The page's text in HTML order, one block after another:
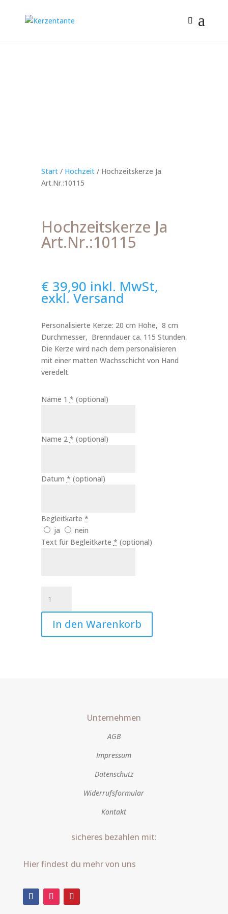
Start/ Hochzeit/ Hochzeitskerze Ja
Art.Nr.:10115
Hochzeitskerze Ja
Art.Nr.:10115
€39,90 inkl. MwSt,
exkl. Versand
Personalisierte Kerze: 20 cm Höhe, 8 cm
Durchmesser, Brenndauer ca. 115 Stunden.
Die Kerze wird nach dem personalisieren
mit einer matten Wachsschicht von Hand
veredelt.
Name 1 * (optional)
Name 2 * (optional)
Datum * (optional)
Begleitkarte *
ja
nein
Text für Begleitkarte * (optional)
Art.Nr.:10115
MengeIn den Warenkorb
Unternehmen
AGB
Impressum
Datenschutz
Widerrufsformular
Kontakt
sicheres bezahlen mit:
Hier findest du mehr von uns